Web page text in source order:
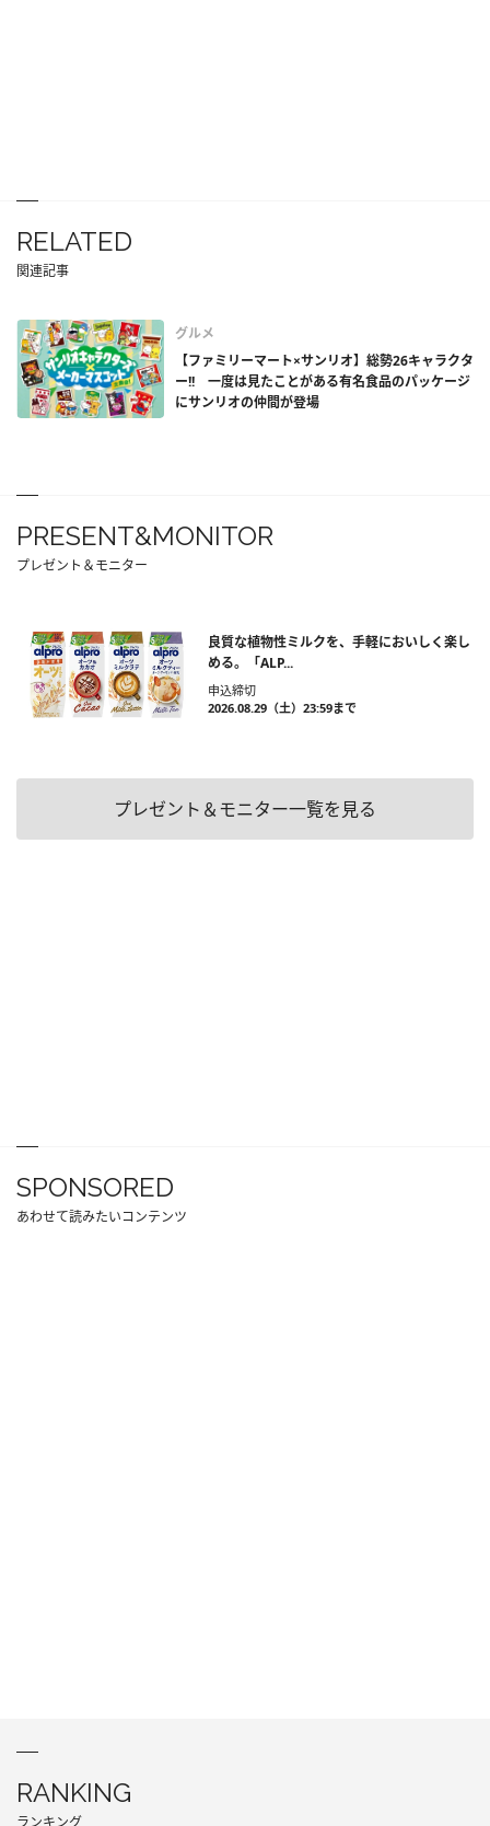
RELATED
関連記事
グルメ
【ファミリーマート×サンリオ】総勢26キャラクタ
ー!! 一度は見たことがある有名食品のパッケージ
にサンリオの仲間が登場
PRESENT&MONITOR
プレゼント＆モニター
良質な植物性ミルクを、手軽においしく楽し
める。「ALP...
申込締切
2026.08.29（土）23:59まで
プレゼント＆モニター一覧を見る
SPONSORED
あわせて読みたいコンテンツ
RANKING
ランキング